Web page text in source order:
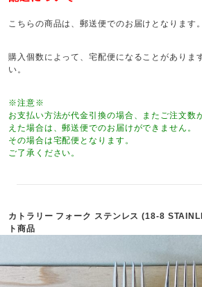
こちらの商品は、郵送便でのお届けとなります。
購入個数によって、宅配便になることがありま
い。
※注意※
お支払い方法が代金引換の場合、またご注文数
えた場合は、郵送便でのお届けができません。
その場合は宅配便となります。
ご了承ください。
カトラリー フォーク ステンレス (18-8
ト商品